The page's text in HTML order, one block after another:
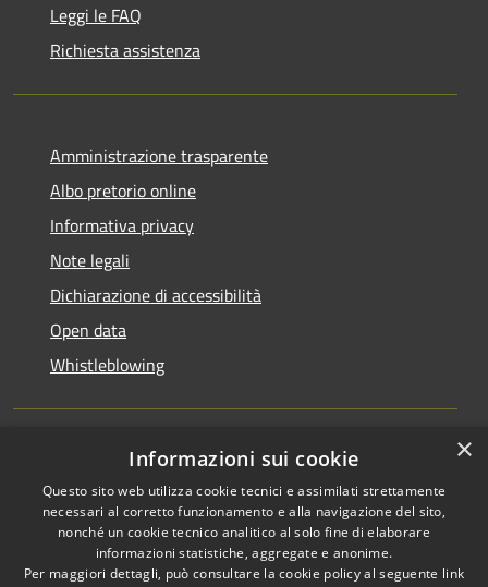
Leggi le FAQ
Richiesta assistenza
Amministrazione trasparente
Albo pretorio online
Informativa privacy
Note legali
Dichiarazione di accessibilità
Open data
Whistleblowing
Accessibilità
Privacy
Mappa del sito
Pieve Emanuele • Powered by
Municipium•Accesso
redazione
×
Informazioni sui cookie
Questo sito web utilizza cookie tecnici e assimilati strettamente
necessari al corretto funzionamento e alla navigazione del sito,
nonché un cookie tecnico analitico al solo fine di elaborare
informazioni statistiche, aggregate e anonime.
Per maggiori dettagli, può consultare la cookie policy al seguente link